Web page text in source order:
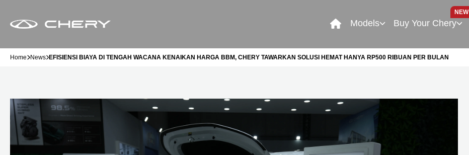
Models Buy Your Chery
NEW
Home News EFISIENSI BIAYA DI TENGAH WACANA KENAIKAN HARGA BBM, CHERY TAWARKAN SOLUSI HEMAT HANYA RP500 RIBUAN PER BULAN